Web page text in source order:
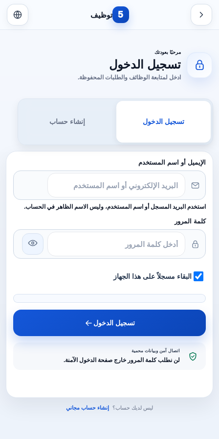
5 توظيف
مرحبًا بعودتك
تسجيل الدخول
ادخل لمتابعة الوظائف والطلبات المحفوظة.
تسجيل الدخول إنشاء حساب
الإيميل أو اسم المستخدم
استخدم البريد المسجل أو اسم المستخدم، وليس الاسم الظاهر في الحساب.
كلمة المرور
البقاء مسجلاً على هذا الجهاز
تسجيل الدخول
اتصال آمن وبيانات محمية
لن نطلب كلمة المرور خارج صفحة الدخول الآمنة.
ليس لديك حساب؟ إنشاء حساب مجاني